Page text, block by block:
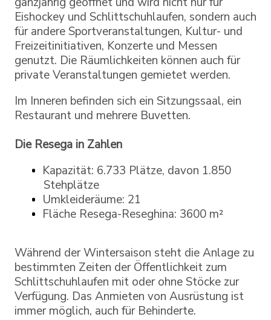
Eishockey und Schlittschuhlaufen, sondern auch
für andere Sportveranstaltungen, Kultur- und
Freizeitinitiativen, Konzerte und Messen
genutzt. Die Räumlichkeiten können auch für
private Veranstaltungen gemietet werden.
Im Inneren befinden sich ein Sitzungssaal, ein
Restaurant und mehrere Buvetten.
Die Resega in Zahlen
Kapazität: 6.733 Plätze, davon 1.850
Stehplätze
Umkleideräume: 21
Fläche Resega-Reseghina: 3600 m²
Während der Wintersaison steht die Anlage zu
bestimmten Zeiten der Öffentlichkeit zum
Schlittschuhlaufen mit oder ohne Stöcke zur
Verfügung. Das Anmieten von Ausrüstung ist
immer möglich, auch für Behinderte.